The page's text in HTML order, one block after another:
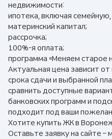
недвижимости:
ипотека, включая
материнский капитал;
рассрочка;
100%-я оплата;
программа «Меняем старое
Актуальная цена зависит
срока сдачи и выбранной
сравнить доступные
банковских программ и
подходит под ваши
Хотите купить ЖК в
Оставьте заявку на сайте